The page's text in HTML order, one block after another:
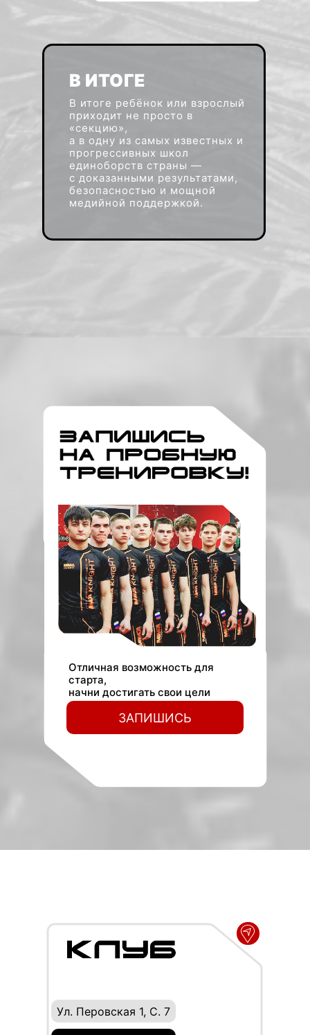
В итоге ребёнок или взрослый
приходит не просто в
«секцию»,
а в одну из самых известных и
прогрессивных школ
единоборств страны —
с доказанными результатами,
безопасностью и мощной
медийной поддержкой.
В ИТОГЕ
Отличная возможность для
старта,
начни достигать свои цели
сегодня
ЗАПИШИСЬ
Ул. Перовская 1, С. 7